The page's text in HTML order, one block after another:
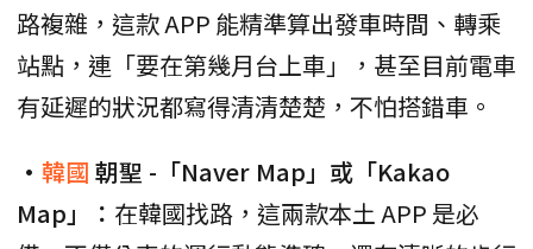
路複雜，這款 APP 能精準算出發車時間、轉乘
站點，連「要在第幾月台上車」，甚至目前電車
有延遲的狀況都寫得清清楚楚，不怕搭錯車。
• 韓國 朝聖 -「Naver Map」或「Kakao
Map」： 在韓國找路，這兩款本土 APP 是必